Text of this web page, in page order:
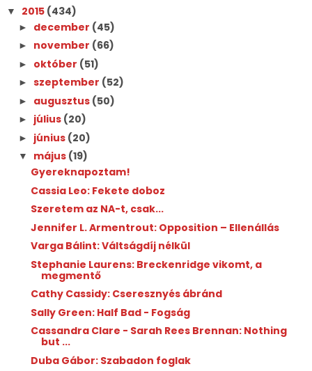
▼ 2015 (434)
► december (45)
► november (66)
► október (51)
► szeptember (52)
► augusztus (50)
► július (20)
► június (20)
▼ május (19)
Gyereknapoztam!
Cassia Leo: Fekete doboz
Szeretem az NA-t, csak...
Jennifer L. Armentrout: Opposition – Ellenállás
Varga Bálint: Váltságdíj nélkül
Stephanie Laurens: Breckenridge vikomt, a
megmentő
Cathy Cassidy: Cseresznyés ábránd
Sally Green: Half Bad - Fogság
Cassandra Clare - Sarah Rees Brennan: Nothing
but ...
Duba Gábor: Szabadon foglak